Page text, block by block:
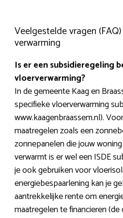
Veelgestelde vragen
verwarming
Is er een subsidieregeling
vloerverwarming?
In de gemeente Kaag en
specifieke vloerverwarming
www.kaagenbraassem.nl).
maatregelen zoals een
zonnepanelen die jouw
verwarmt is er wel een ISDE
je ook gebruiken voor
energiebespaarlening kan je
aantrekkelijke rente om
maatregelen te financieren